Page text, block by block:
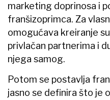
marketing doprinosa i
franšizoprimca. Za
omogućava kreiranje
privlačan partnerima i
njega samog.
Potom se postavlja
jasno se definira što je